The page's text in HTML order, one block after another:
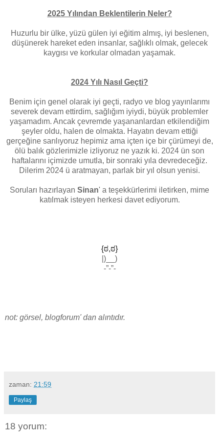
2025 Yılından Beklentilerin Neler?
Huzurlu bir ülke, yüzü gülen iyi eğitim almış, iyi beslenen,
düşünerek hareket eden insanlar, sağlıklı olmak, gelecek
kaygısı ve korkular olmadan yaşamak.
2024 Yılı Nasıl Geçti?
Benim için genel olarak iyi geçti, radyo ve blog yayınlarımı
severek devam ettirdim, sağlığım iyiydi, büyük problemler
yaşamadım. Ancak çevremde yaşananlardan etkilendiğim
şeyler oldu, halen de olmakta. Hayatın devam ettiği
gerçeğine sarılıyoruz hepimiz ama içten içe bir çürümeyi de,
ölü balık gözlerimizle izliyoruz ne yazık ki. 2024 ün son
haftalarını içimizde umutla, bir sonraki yıla devredeceğiz.
Dilerim 2024 ü aratmayan, parlak bir yıl olsun yenisi.
Soruları hazırlayan Sinan' a teşekkürlerimi iletirken, mime
katılmak isteyen herkesi davet ediyorum.
{ಠ,ಠ}
|)__)
-”-”-
not: görsel, blogforum' dan alıntıdır.
zaman: 21:59
Paylaş
18 yorum: